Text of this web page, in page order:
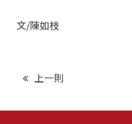
文/陳如枝
上一則